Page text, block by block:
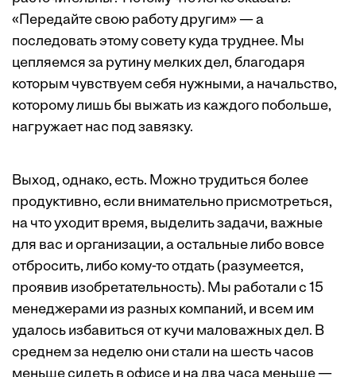
«Передайте свою работу другим» — а
последовать этому совету куда труднее. Мы
цепляемся за рутину мелких дел, благодаря
которым чувствуем себя нужными, а начальство,
которому лишь бы выжать из каждого побольше,
нагружает нас под завязку.
Выход, однако, есть. Можно трудиться более
продуктивно, если внимательно присмотреться,
на что уходит время, выделить задачи, важные
для вас и организации, а остальные либо вовсе
отбросить, либо кому-то отдать (разумеется,
проявив изобретательность). Мы работали с 15
менеджерами из разных компаний, и всем им
удалось избавиться от кучи маловажных дел. В
среднем за неделю они стали на шесть часов
меньше сидеть в офисе и на два часа ­меньше —